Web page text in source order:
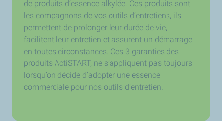
de produits d’essence alkylée. Ces produits sont
les compagnons de vos outils d’entretiens, ils
permettent de prolonger leur durée de vie,
facilitent leur entretien et assurent un démarrage
en toutes circonstances. Ces 3 garanties des
produits ActiSTART, ne s’appliquent pas toujours
lorsqu’on décide d’adopter une essence
commerciale pour nos outils d’entretien.